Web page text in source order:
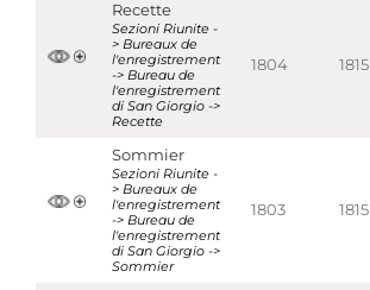
Età napoleonica (1798-
1814)
del registro
Localizzazioneassociata al record corrente
Visualizza tutte le unità archivistiche
Recette
Sezioni Riunite -
> Bureaux de
l'enregistrement
-> Bureau de
l'enregistrement
di San Giorgio ->
Recette
1804 1815
Sommier
Sezioni Riunite -
> Bureaux de
l'enregistrement
-> Bureau de
l'enregistrement
di San Giorgio ->
Sommier
1803 1815